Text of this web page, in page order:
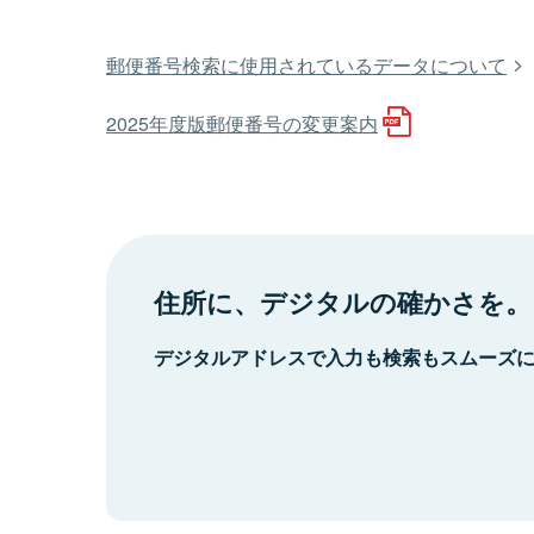
郵便番号検索に使用されているデータについて
2025年度版郵便番号の変更案内
住所に、デジタルの確かさを。
デジタルアドレスで入力も検索もスムーズ